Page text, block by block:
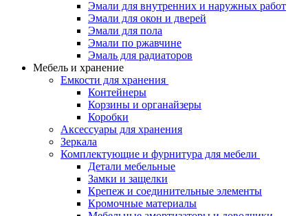
Эмали для внутренних и наружных работ
Эмали для окон и дверей
Эмали для пола
Эмали по ржавчине
Эмаль для радиаторов
Мебель и хранение
Емкости для хранения
Контейнеры
Корзины и органайзеры
Коробки
Аксессуары для хранения
Зеркала
Комплектующие и фурнитура для мебели
Детали мебельные
Замки и защелки
Крепеж и соединительные элементы
Кромочные материалы